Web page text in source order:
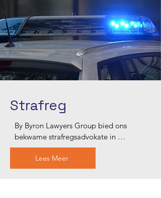
stem gehoor word. Vertrou ons om die
kompleksiteite van familiereg met
professionaliteit en sorg te navigeer.
Strafreg
By Byron Lawyers Group bied ons
bekwame strafregsadvokate in
Blacktown robuuste
verdedigingsdienste vir 'n reeks
kriminele aanklagte. Ons ondersoek u
Lees Meer